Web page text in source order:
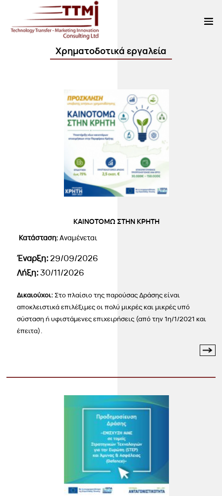
Χρηματοδοτικά εργαλεία
ΚΑΙΝΟΤΟΜΩ ΣΤΗΝ ΚΡΗΤΗ
Κατάσταση:Αναμένεται
Έναρξη: 29/09/2026
Λήξη:30/11/2026
Δικαιούχοι:Στο πλαίσιο της παρούσας Δράσης είναι
αποκλειστικά επιλέξιμες οι πολύ μικρές και μικρές υπό
σύσταση ή υφιστάμενες επιχειρήσεις (από την 1η/1/2021 και
έπειτα).